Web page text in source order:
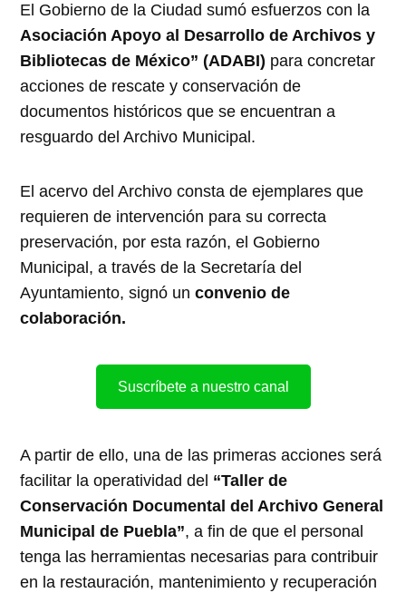
El Gobierno de la Ciudad sumó esfuerzos con la
Asociación Apoyo al Desarrollo de Archivos y
Bibliotecas de México” (ADABI) para concretar
acciones de rescate y conservación de
documentos históricos que se encuentran a
resguardo del Archivo Municipal.
El acervo del Archivo consta de ejemplares que
requieren de intervención para su correcta
preservación, por esta razón, el Gobierno
Municipal, a través de la Secretaría del
Ayuntamiento, signó unconvenio de
colaboración.
Suscríbete a nuestro canal
A partir de ello, una de las primeras acciones será
facilitar la operatividad del “Taller de
Conservación Documental del Archivo General
Municipal de Puebla”, a fin de que el personal
tenga las herramientas necesarias para contribuir
en la restauración, mantenimiento y recuperación